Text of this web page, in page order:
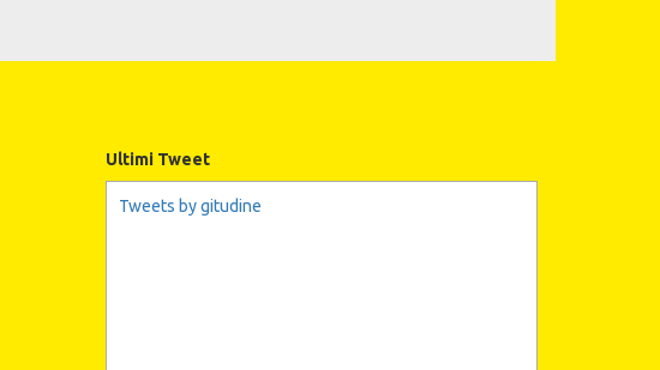
Ultimi Tweet
Tweets by gitudine